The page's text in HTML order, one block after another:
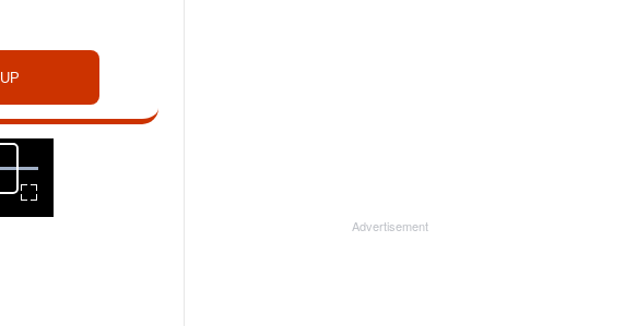
Fullscreen
Advertisement